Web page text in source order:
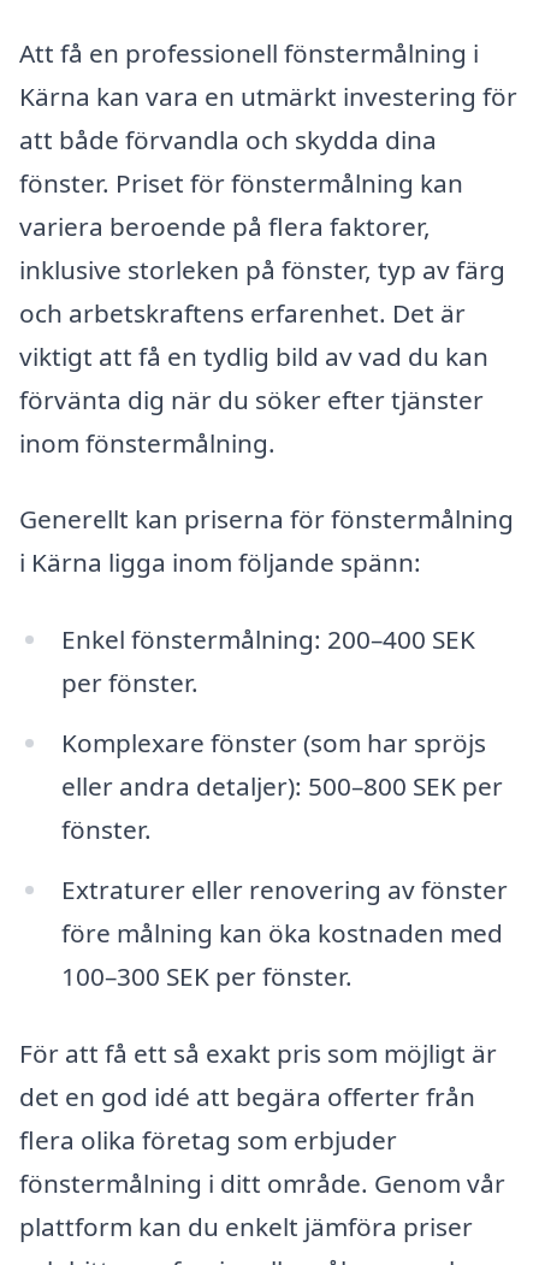
Att få en professionell fönstermålning i
Kärna kan vara en utmärkt investering för
att både förvandla och skydda dina
fönster. Priset för fönstermålning kan
variera beroende på flera faktorer,
inklusive storleken på fönster, typ av färg
och arbetskraftens erfarenhet. Det är
viktigt att få en tydlig bild av vad du kan
förvänta dig när du söker efter tjänster
inom fönstermålning.
Generellt kan priserna för fönstermålning
i Kärna ligga inom följande spänn:
Enkel fönstermålning: 200–400 SEK
per fönster.
Komplexare fönster (som har spröjs
eller andra detaljer): 500–800 SEK per
fönster.
Extraturer eller renovering av fönster
före målning kan öka kostnaden med
100–300 SEK per fönster.
För att få ett så exakt pris som möjligt är
det en god idé att begära offerter från
flera olika företag som erbjuder
fönstermålning i ditt område. Genom vår
plattform kan du enkelt jämföra priser